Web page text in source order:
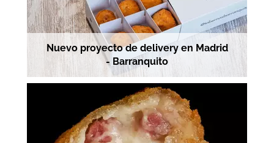
Nuevo proyecto de delivery en Madrid
- Barranquito